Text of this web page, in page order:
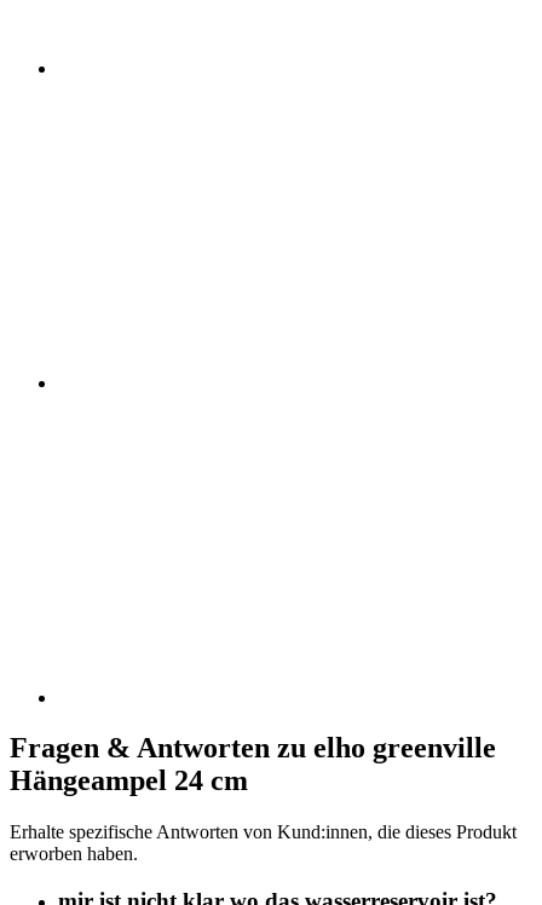
Fragen & Antworten zu elho greenville
Hängeampel 24 cm
Erhalte spezifische Antworten von Kund:innen, die dieses Produkt
erworben haben.